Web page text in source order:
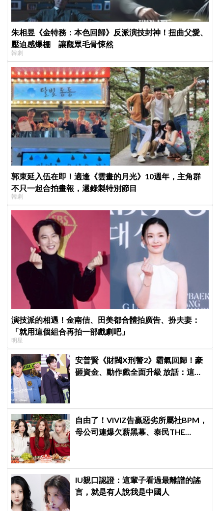
朱相昱《金特務：本色回歸》反派演技封神！扭曲父愛、
壓迫感爆棚 讓觀眾毛骨悚然
韓劇
郭東延入伍在即！適逢《雲畫的月光》10週年，主角群
不只一起合拍畫報，還錄製特別節目
韓劇
演技派的相遇！金南佶、田美都合體拍廣告、扮夫妻：
「就用這個組合再拍一部戲劇吧」
明星
安普賢《財閥X刑警2》霸氣回歸！豪
砸資金、動作戲全面升級 放話：這次
自由了！VIVIZ告贏惡劣所屬社BPM，
母公司連爆欠薪黑幕、泰民THE
IU親口認證：這輩子看過最離譜的謠
言，就是有人說我是中國人